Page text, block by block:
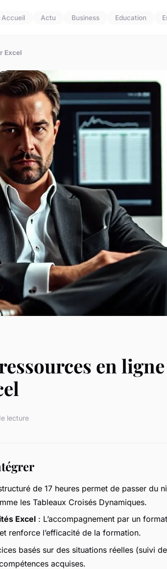
Accueil Actu Business Education
Excel
en
lecture
de 17 heures permet de passer du
les Tableaux Croisés Dynamiques.
Excel : L’accompagnement par un
renforce l’efficacité de la formation.
basés sur des situations réelles (suivi
acquises.